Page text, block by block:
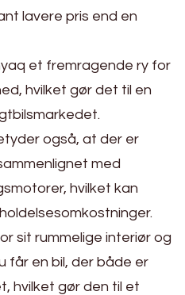
lavere pris end en
et fremragende ry for
hvilket gør det til en
også, at der er
med
hvilket kan
sit rummelige interiør og
får en bil, der både er
hvilket gør den til et